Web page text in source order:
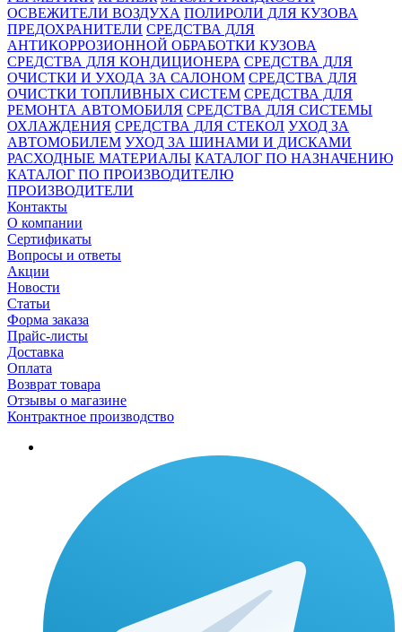
ОСВЕЖИТЕЛИ ВОЗДУХА ПОЛИРОЛИ ДЛЯ КУЗОВА
ПРЕДОХРАНИТЕЛИ СРЕДСТВА ДЛЯ
АНТИКОРРОЗИОННОЙ ОБРАБОТКИ КУЗОВА
СРЕДСТВА ДЛЯ КОНДИЦИОНЕРА СРЕДСТВА ДЛЯ
ОЧИСТКИ И УХОДА ЗА САЛОНОМ СРЕДСТВА ДЛЯ
ОЧИСТКИ ТОПЛИВНЫХ СИСТЕМ СРЕДСТВА ДЛЯ
РЕМОНТА АВТОМОБИЛЯ СРЕДСТВА ДЛЯ СИСТЕМЫ
ОХЛАЖДЕНИЯ СРЕДСТВА ДЛЯ СТЕКОЛ УХОД ЗА
АВТОМОБИЛЕМ УХОД ЗА ШИНАМИ И ДИСКАМИ
РАСХОДНЫЕ МАТЕРИАЛЫ КАТАЛОГ ПО НАЗНАЧЕНИЮ
КАТАЛОГ ПО ПРОИЗВОДИТЕЛЮ
ПРОИЗВОДИТЕЛИ
Контакты
О компании
Сертификаты
Вопросы и ответы
Акции
Новости
Статьи
Форма заказа
Прайс-листы
Доставка
Оплата
Возврат товара
Отзывы о магазине
Контрактное производство